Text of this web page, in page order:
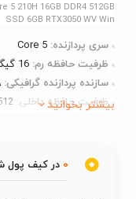
5 210H 16GB DDR4 512GB
SSD 6GB RTX3050 WV Win
سری پردازنده: Core 5
ظرفیت حافظه رم: 16 گیگابایت
سازنده پردازنده گرافیکی:
ظرفیت حافظه داخلی: 512 بیشتر بخوانید
0 در کیف پول